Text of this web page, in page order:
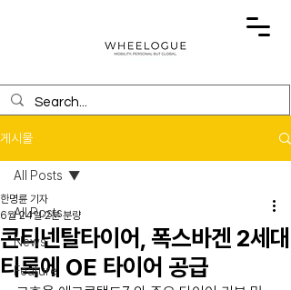
게시물
All Posts
News
Feature
All Posts
콘티넨탈타이어, 폭스바겐 2세대
티록에 OE 타이어 공급
한명륜 기자
6월 24일 2분 분량